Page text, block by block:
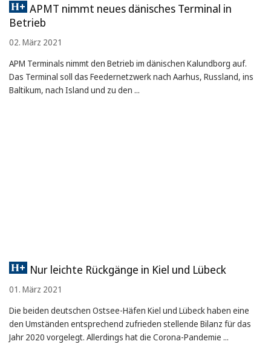
APMT nimmt neues dänisches Terminal in
Betrieb
02. März 2021
APM Terminals nimmt den Betrieb im dänischen Kalundborg auf.
Das Terminal soll das Feedernetzwerk nach Aarhus, Russland, ins
Baltikum, nach Island und zu den ...
Nur leichte Rückgänge in Kiel und Lübeck
01. März 2021
Die beiden deutschen Ostsee-Häfen Kiel und Lübeck haben eine
den Umständen entsprechend zufrieden stellende Bilanz für das
Jahr 2020 vorgelegt. Allerdings hat die Corona-Pandemie ...